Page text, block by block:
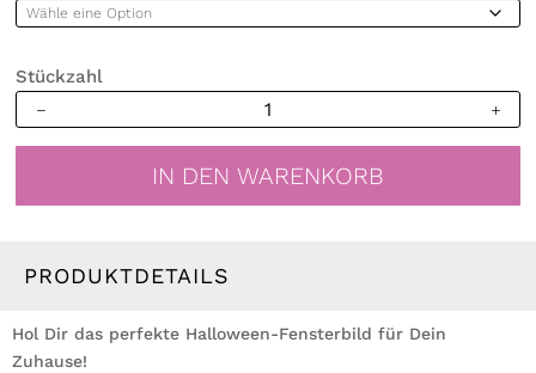
Stückzahl
Halloween
Kind
Fensterdekoration
Menge
IN DEN WARENKORB
PRODUKTDETAILS
Hol Dir das perfekte Halloween-Fensterbild für Dein
Zuhause!